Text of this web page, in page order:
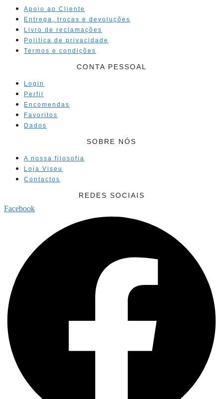
Apoio ao Cliente
Entrega, trocas e devoluções
Livro de reclamações
Politica de privacidade
Termos e condições
CONTA PESSOAL
Login
Perfil
Encomendas
Favoritos
Dados
SOBRE NÓS
A nossa filosofia
Loja Viseu
Contactos
REDES SOCIAIS
Facebook